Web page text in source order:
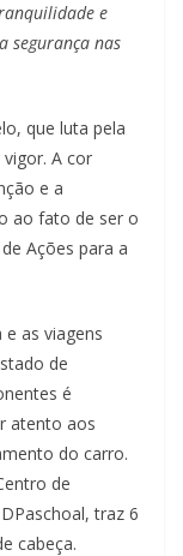
e
segurança nas
que luta pela
A cor
e a
ao fato de ser o
Ações para a
as viagens
de
é
atento aos
do carro.
de
traz 6
cabeça.